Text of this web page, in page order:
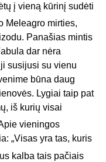
į vieną kūrinį sudėti
Meleagro mirties,
Panašias mintis
dar nėra
susijusi su vienu
būna daug
Lygiai taip pat
iš kurių visai
vieningos
„Visas yra tas, kuris
kalba tais pačiais